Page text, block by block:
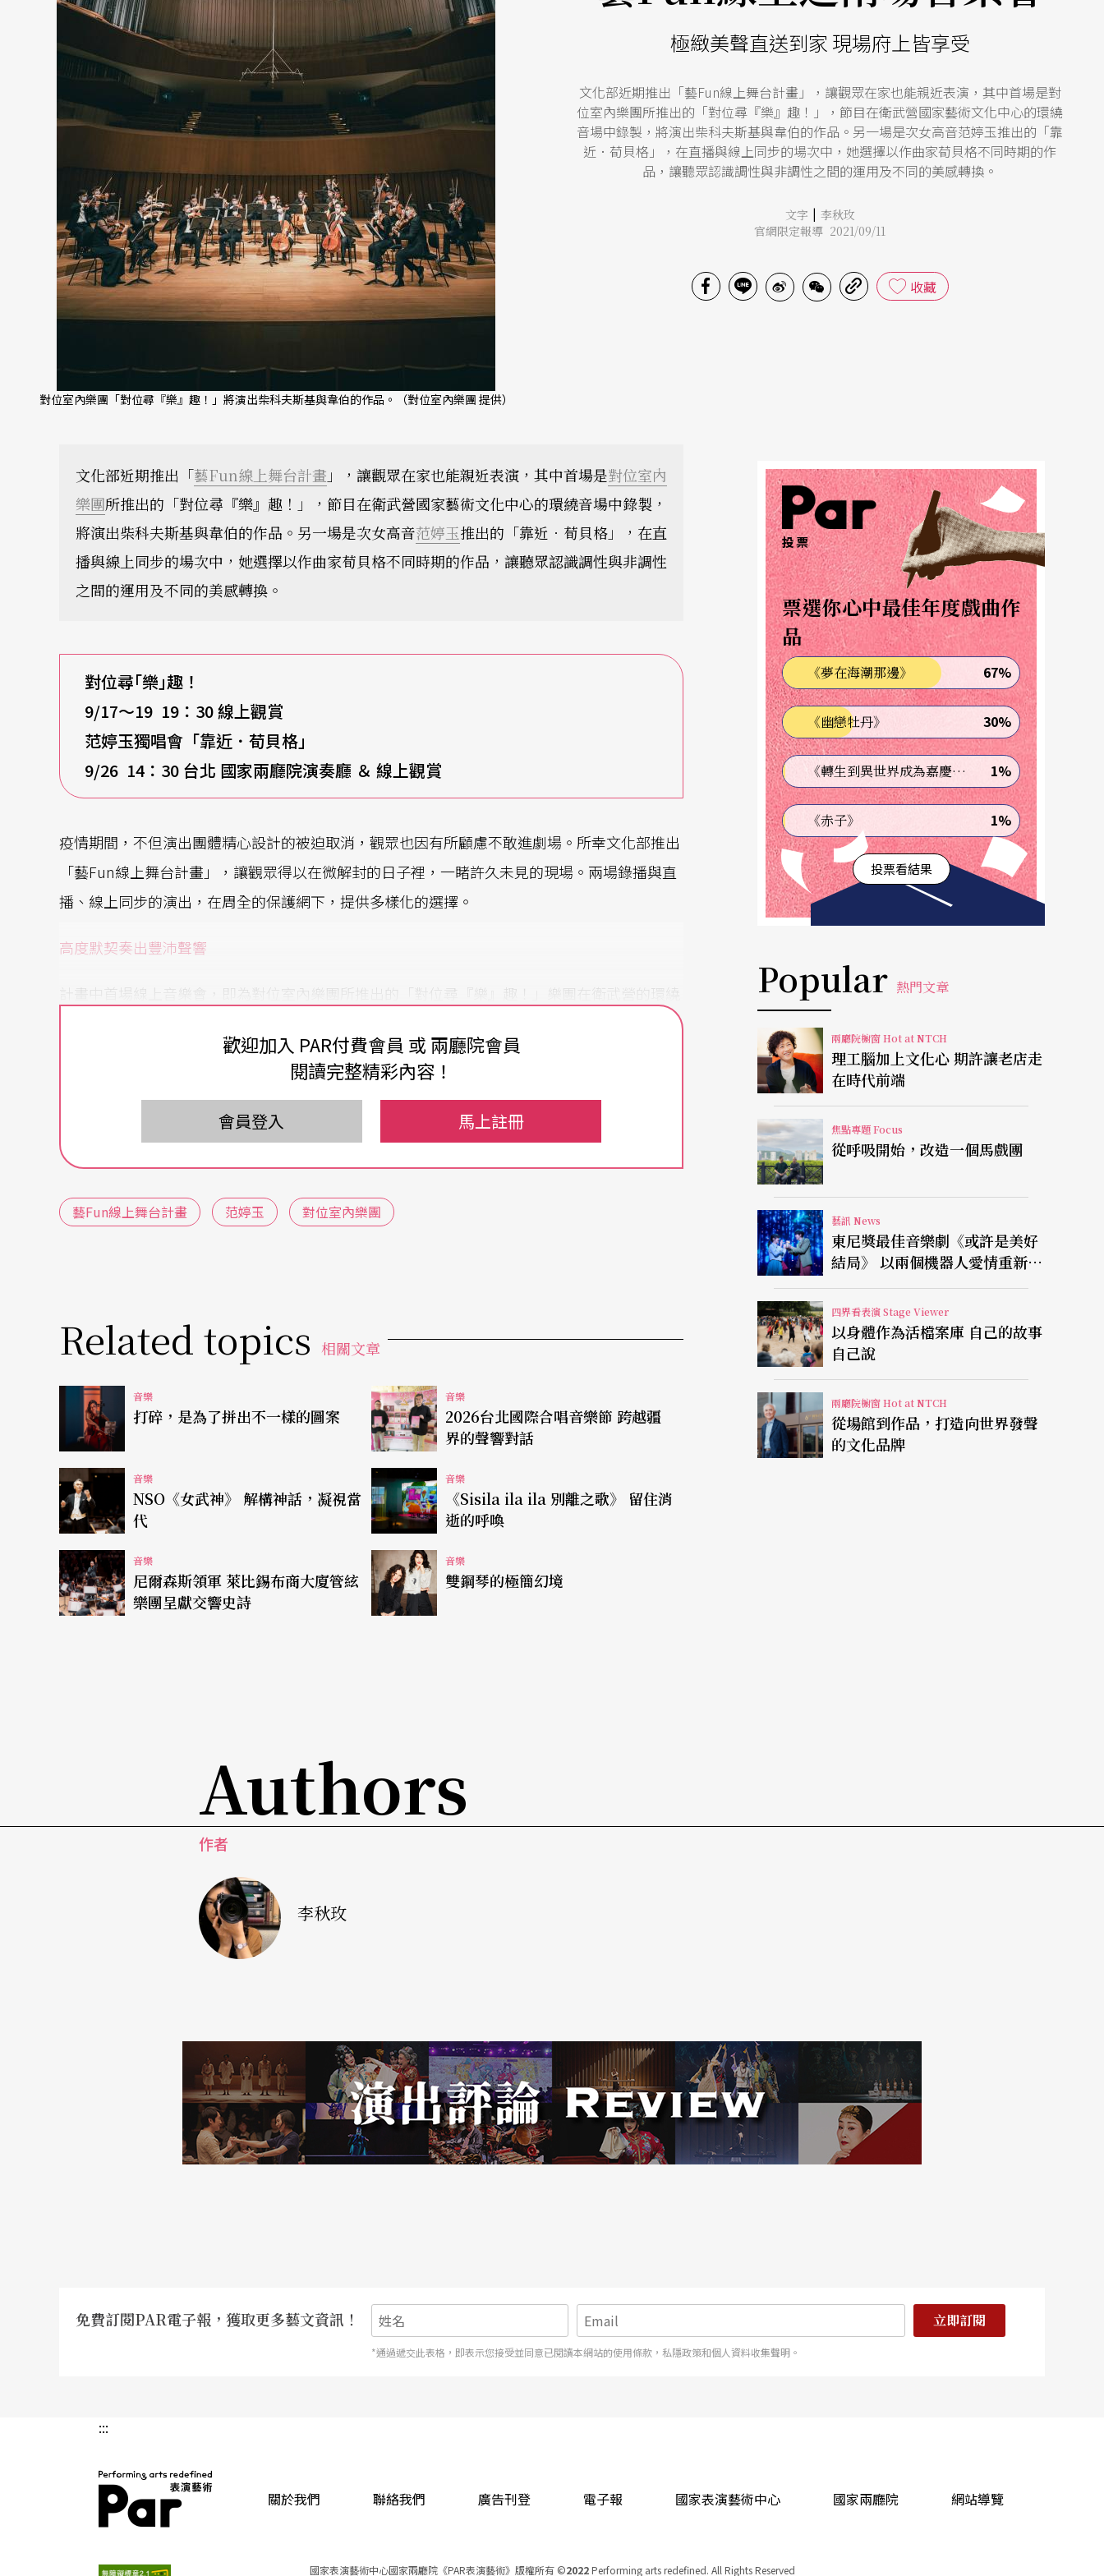
對位室內樂團「對位尋『樂』趣！」將演出柴科夫斯基與韋伯的作品。（對位室內樂團 提供）
極緻美聲直送到家 現場府上皆享受
文化部近期推出「藝Fun線上舞台計畫」，讓觀眾在家也能親近表演，其中首場是對
位室內樂團所推出的「對位尋『樂』趣！」，節目在衛武營國家藝術文化中心的環繞
音場中錄製，將演出柴科夫斯基與韋伯的作品。另一場是次女高音范婷玉推出的「靠
近．荀貝格」，在直播與線上同步的場次中，她選擇以作曲家荀貝格不同時期的作
品，讓聽眾認識調性與非調性之間的運用及不同的美感轉換。
文字 | 李秋玫
官網限定報導 2021/09/11
收藏
文化部近期推出「藝Fun線上舞台計畫 」，讓觀眾在家也能親近表演，其中首場是對位室內
樂團所推出的「對位尋『樂』趣！」，節目在衛武營國家藝術文化中心的環繞音場中錄製，
將演出柴科夫斯基與韋伯的作品。另一場是次女高音范婷玉推出的「靠近．荀貝格」，在直
播與線上同步的場次中，她選擇以作曲家荀貝格不同時期的作品，讓聽眾認識調性與非調性
之間的運用及不同的美感轉換。
對位尋｢樂｣趣！
9/17～19 19：30 線上觀賞
范婷玉獨唱會「靠近．荀貝格」
9/26 14 ：30 台北 國家兩廳院演奏廳 ＆ 線上觀賞
疫情期間，不但演出團體精心設計的被迫取消，觀眾也因有所顧慮不敢進劇場。所幸文化部推出
「藝Fun線上舞台計畫」，讓觀眾得以在微解封的日子裡，一睹許久未見的現場。兩場錄播與直
播、線上同步的演出，在周全的保護網下，提供多樣化的選擇。
高度默契奏出豐沛聲響
計畫中首場線上音樂會，即為對位室內樂團所推出的「對位尋『樂』趣！」樂團在衛武營的環繞
品《佛羅倫斯的回憶》，曲目原本是六重奏，但這次是以改編的管絃樂合奏曲演出，26把提琴的
聲部交錯營造音響的厚度，內含的吉普賽及波卡舞曲熱鬧非凡。整體演出規模較大，但沒有指揮
使得團隊更內聚、更有向心力。
對於這首曲目，藝術總監梁孔玲說出了創作背景與線上的巧合之處，她透露：「當時長期贊助柴
受到像交響曲一般豐沛的聲響。」本場音樂會選了《佛羅倫斯的回憶》，恰巧可以透過直播，讓
體感覺非常流暢好聽。」
歡迎加入 PAR付費會員 或 兩廳院會員
閱讀完整精彩內容！
會員登入 馬上註冊
藝Fun線上舞台計畫 范婷玉 對位室內樂團
Related topics 相關文章
音樂
打碎，是為了拼出不一樣的圖案
音樂
2026台北國際合唱音樂節 跨越疆
界的聲響對話
音樂
NSO《女武神》 解構神話，凝視當
代
音樂
《Sisila ila ila 別離之歌》 留住消
逝的呼喚
音樂
尼爾森斯領軍 萊比錫布商大廈管絃
樂團呈獻交響史詩
音樂
雙鋼琴的極簡幻境
投票
票選你心中最佳年度戲曲作
品
《夢在海潮那邊》 67%
《幽戀牡丹》 30%
《轉生到異世界成為嘉慶君—發現我的祖先是詐騙集團!?》 1%
《赤子》 1%
投票看結果
Popular 熱門文章
兩廳院櫥窗 Hot at NTCH
理工腦加上文化心 期許讓老店走
在時代前端
焦點專題 Focus
從呼吸開始，改造一個馬戲團
藝訊 News
東尼獎最佳音樂劇《或許是美好
結局》 以兩個機器人愛情重新凝
視有限人生
四界看表演 Stage Viewer
以身體作為活檔案庫 自己的故事
自己說
兩廳院櫥窗 Hot at NTCH
從場館到作品，打造向世界發聲
的文化品牌
Authors
作者
李秋玫
免費訂閱PAR電子報，獲取更多藝文資訊！ 立即訂閱
*通過遞交此表格，即表示您接受並同意已閱讀本網站的使用條款，私隱政策和個人資料收集聲明。
:::
關於我們 聯絡我們 廣告刊登 電子報 國家表演藝術中心 國家兩廳院 網站導覽
國家表演藝術中心國家兩廳院《PAR表演藝術》版權所有©2022Performing arts redefined. All Rights Reserved